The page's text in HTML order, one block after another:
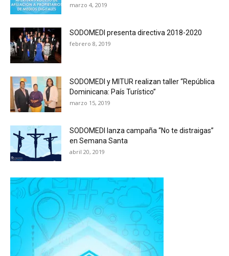
marzo 4, 2019
SODOMEDI presenta directiva 2018-2020
febrero 8, 2019
SODOMEDI y MITUR realizan taller “República
Dominicana: País Turístico”
marzo 15, 2019
SODOMEDI lanza campaña “No te distraigas”
en Semana Santa
abril 20, 2019